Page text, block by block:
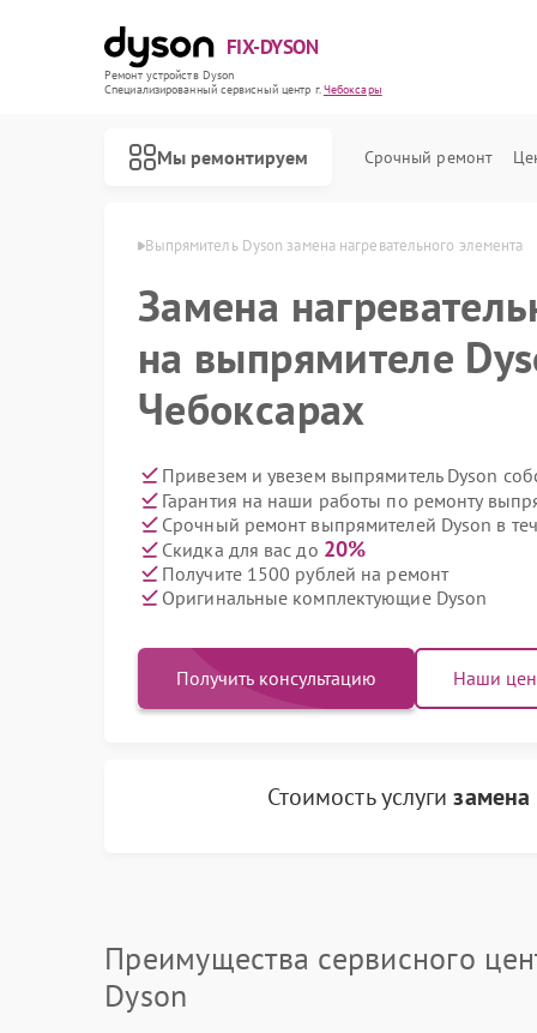
FIX-DYSON
Ремонт устройств Dyson
Специализированный cервисный центр г.Чебоксары
Мы ремонтируем Срочный ремонт
Выпрямитель Dyson замена нагревательного элемента
Замена
на выпрямителе
Чебоксарах
Привезем и увезем выпрямитель Dyson
Гарантия на наши работы по ремонту
Срочный ремонт выпрямителей Dyson в
Скидка для вас до 20%
Получите 1500 рублей на ремонт
Оригинальные комплектующие Dyson
Получить консультацию Наши
Стоимость услугизамена
Преимущества сервисного
Dyson